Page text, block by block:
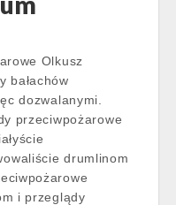
Olkusz
bałachów
dozwalanymi.
przeciwpożarowe
drumlinom
i przeglądy